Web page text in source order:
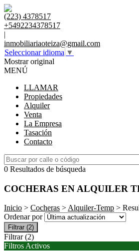
(223) 4378517
+5492234378517
|
inmobiliariaoteiza@gmail.com
Seleccionar idioma ▼
Mostrar original
MENÚ
LLAMAR
Propiedades
Alquiler
Venta
La Empresa
Tasación
Contacto
0 Resultados de búsqueda
COCHERAS EN ALQUILER
Inicio > Cocheras >Alquiler-Temp >
Ordenar por
Filtrar (2)
Filtrar (2)
Filtros Activos